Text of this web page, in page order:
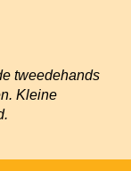
tweedehands
Kleine